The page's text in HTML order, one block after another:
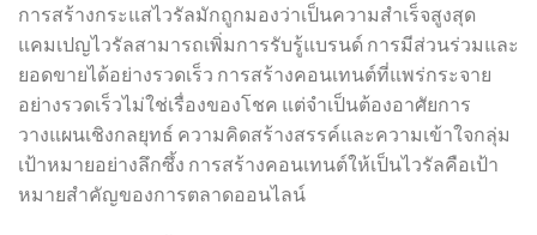
การสร้างกระแสไวรัลมักถูกมองว่าเป็นความสำเร็จสูงสุด
แคมเปญไวรัลสามารถเพิ่มการรับรู้แบรนด์ การมีส่วนร่วมและ
ยอดขายได้อย่างรวดเร็ว การสร้างคอนเทนต์ที่แพร่กระจาย
อย่างรวดเร็วไม่ใช่เรื่องของโชค แต่จำเป็นต้องอาศัยการ
วางแผนเชิงกลยุทธ์ ความคิดสร้างสรรค์และความเข้าใจกลุ่ม
เป้าหมายอย่างลึกซึ้ง การสร้างคอนเทนต์ให้เป็นไวรัลคือเป้า
หมายสำคัญของการตลาดออนไลน์